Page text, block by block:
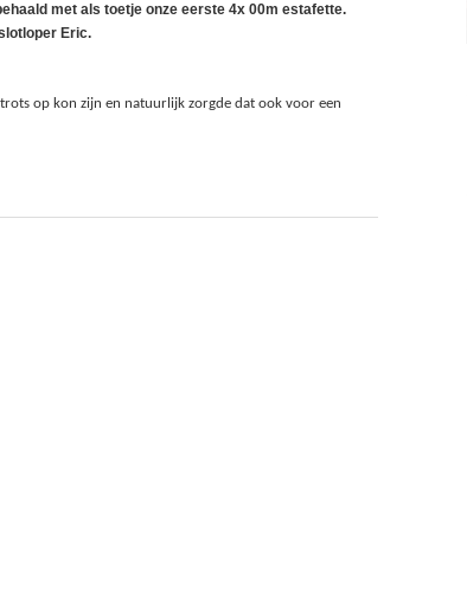
met als toetje onze eerste 4x 00m estafette.
Eric.
op kon zijn en natuurlijk zorgde dat ook voor een